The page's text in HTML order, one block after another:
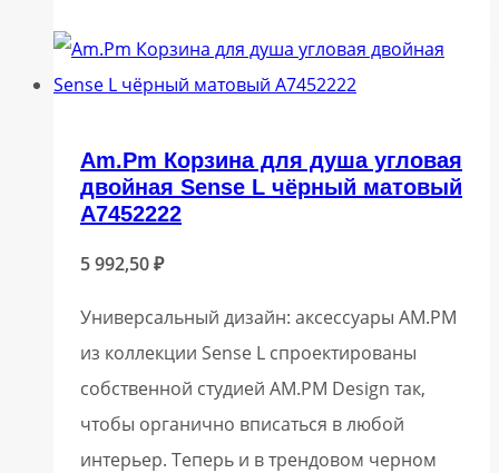
Am.Pm Корзина для душа угловая
двойная Sense L чёрный матовый
A7452222
5 992,50₽
Универсальный дизайн: аксессуары AM.PM
из коллекции Sense L спроектированы
собственной студией AM.PM Design так,
чтобы органично вписаться в любой
интерьер. Теперь и в трендовом черном